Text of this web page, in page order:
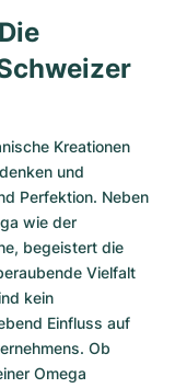
Kreationen
und
Perfektion. Neben
wie der
begeistert die
Vielfalt
kein
Einfluss auf
Ob
Omega